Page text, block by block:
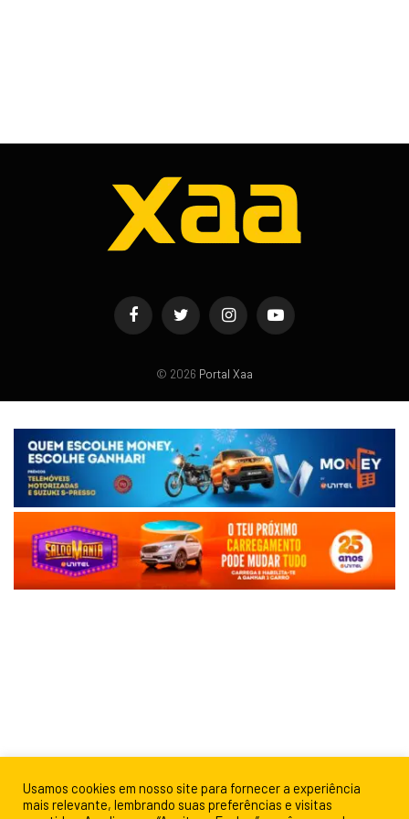
FacebookTwitter InstagramYouTube
© 2026 Portal Xaa
Usamos cookies em nosso site para fornecer a experiência
mais relevante, lembrando suas preferências e visitas